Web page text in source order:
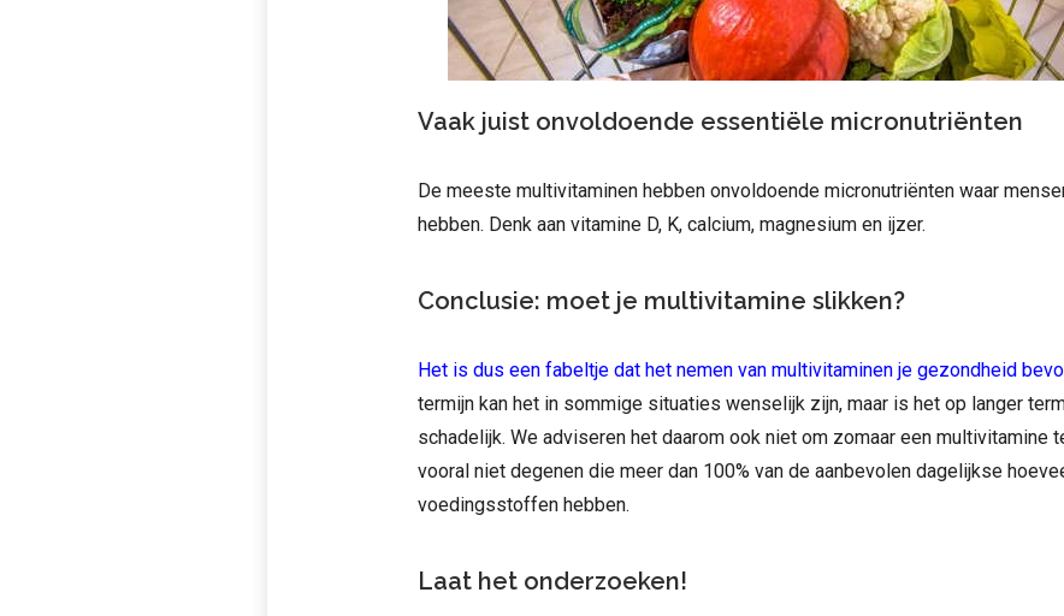
Vaak juist onvoldoende essentiële micronutriënten
De meeste multivitaminen hebben onvoldoende micronutriënten waar
hebben. Denk aan vitamine D, K, calcium, magnesium en ijzer.
Conclusie: moet je multivitamine slikken?
Het is dus een fabeltje dat het nemen van multivitaminen je gezondheid
termijn kan het in sommige situaties wenselijk zijn, maar is het op langer
schadelijk. We adviseren het daarom ook niet om zomaar een multivitamine
vooral niet degenen die meer dan 100% van de aanbevolen dagelijkse
voedingsstoffen hebben.
Laat het onderzoeken!